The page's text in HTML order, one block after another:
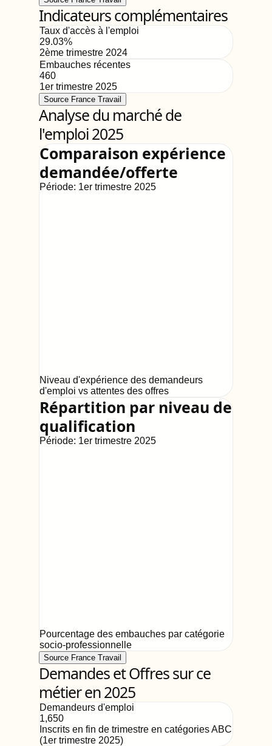
Indicateurs complémentaires
Taux d'accès à l'emploi
29.03%
2ème trimestre 2024
Embauches récentes
460
1er trimestre 2025
Source France Travail
Analyse du marché de
l'emploi 2025
Comparaison expérience
demandée/offerte
Période: 1er trimestre 2025
Niveau d'expérience des demandeurs
d'emploi vs attentes des offres
Répartition par niveau de
qualification
Période: 1er trimestre 2025
Pourcentage des embauches par catégorie
socio-professionnelle
Source France Travail
Demandes et Offres sur ce
métier en 2025
Demandeurs d'emploi
1,650
Inscrits en fin de trimestre en catégories ABC
(1er trimestre 2025)